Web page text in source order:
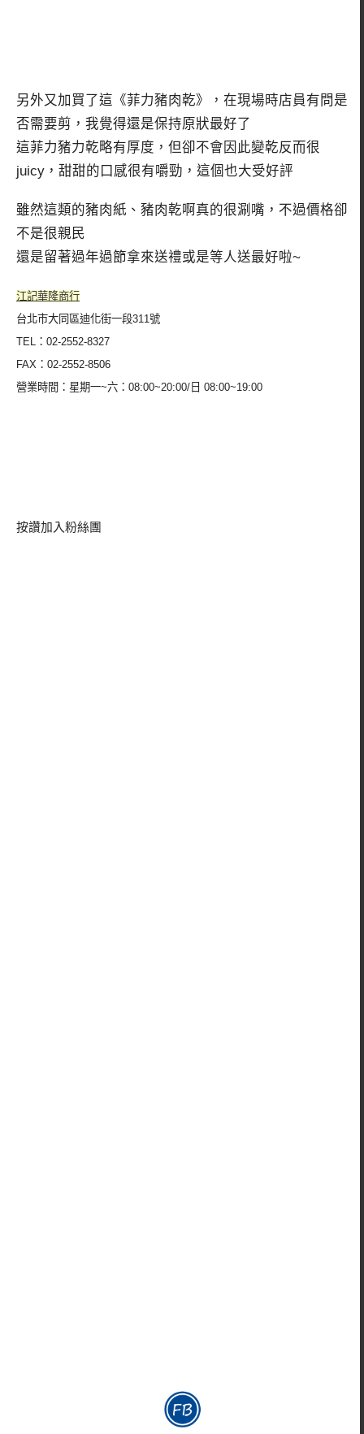
另外又加買了這《菲力豬肉乾》，在現場時店員有問是
否需要剪，我覺得還是保持原狀最好了
這菲力豬力乾略有厚度，但卻不會因此變乾反而很
juicy，甜甜的口感很有嚼勁，這個也大受好評
雖然這類的豬肉紙、豬肉乾啊真的很涮嘴，不過價格卻
不是很親民
還是留著過年過節拿來送禮或是等人送最好啦~
江記華隆商行
台北市大同區迪化街一段311號
TEL：02-2552-8327
FAX：02-2552-8506
營業時間：星期一~六：08:00~20:00/日 08:00~19:00
按讚加入粉絲團